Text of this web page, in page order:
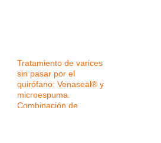
Tratamiento de varices
sin pasar por el
quirófano: Venaseal® y
microespuma.
Combinación de